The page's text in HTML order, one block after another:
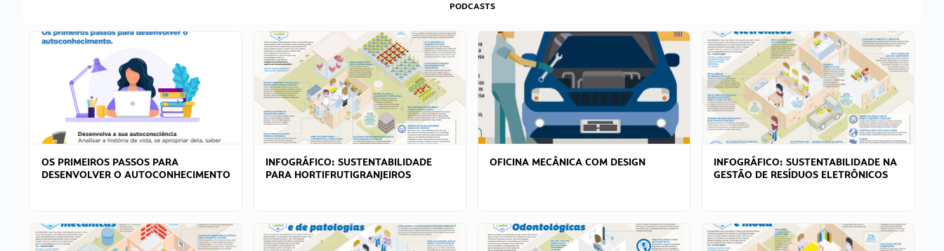
PODCASTS
OS PRIMEIROS PASSOS PARA
DESENVOLVER O AUTOCONHECIMENTO
INFOGRÁFICO: SUSTENTABILIDADE
PARA HORTIFRUTIGRANJEIROS
OFICINA MECÂNICA COM DESIGN
INFOGRÁFICO: SUSTENTABILIDADE NA
GESTÃO DE RESÍDUOS ELETRÔNICOS